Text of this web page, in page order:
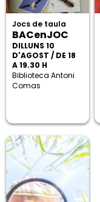
Jocs de taula
BACenJOC
DILLUNS 10
D'AGOST / DE 18
A 19.30 H
Biblioteca Antoni
Comas